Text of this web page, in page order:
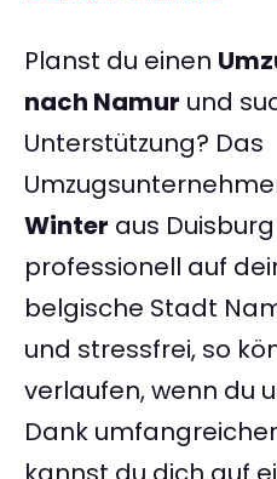
Planst du einen
nach Namur und
Unterstützung? Das
Winter aus
professionell auf
belgische Stadt
und stressfrei, so
verlaufen, wenn du
Dank